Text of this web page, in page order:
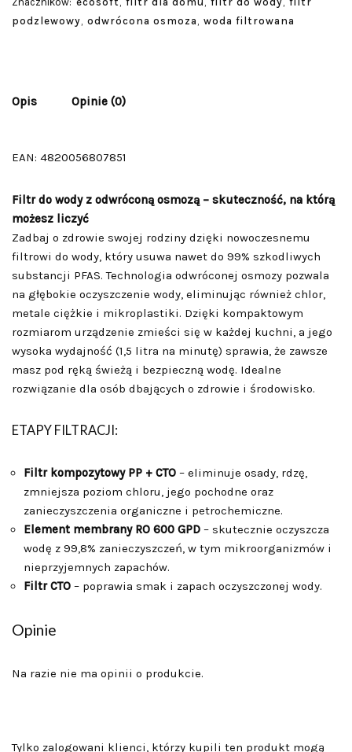
podzlewowy, odwrócona osmoza , woda filtrowana
Opis Opinie (0)
EAN: 4820056807851
Filtr do wody z odwróconą osmozą – skuteczność, na którą
możesz liczyć
Zadbaj o zdrowie swojej rodziny dzięki nowoczesnemu
filtrowi do wody, który usuwa nawet do 99% szkodliwych
substancji PFAS. Technologia odwróconej osmozy pozwala
na głębokie oczyszczenie wody, eliminując również chlor,
metale ciężkie i mikroplastiki. Dzięki kompaktowym
rozmiarom urządzenie zmieści się w każdej kuchni, a jego
wysoka wydajność (1,5 litra na minutę) sprawia, że zawsze
masz pod ręką świeżą i bezpieczną wodę. Idealne
rozwiązanie dla osób dbających o zdrowie i środowisko.
ETAPY FILTRACJI:
Filtr kompozytowy PP + CTO – eliminuje osady, rdzę,
zmniejsza poziom chloru, jego pochodne oraz
zanieczyszczenia organiczne i petrochemiczne.
Element membrany RO 600 GPD – skutecznie oczyszcza
wodę z 99,8% zanieczyszczeń, w tym mikroorganizmów i
nieprzyjemnych zapachów.
Filtr CTO – poprawia smak i zapach oczyszczonej wody.
Opinie
Na razie nie ma opinii o produkcie.
Tylko zalogowani klienci, którzy kupili ten produkt mogą